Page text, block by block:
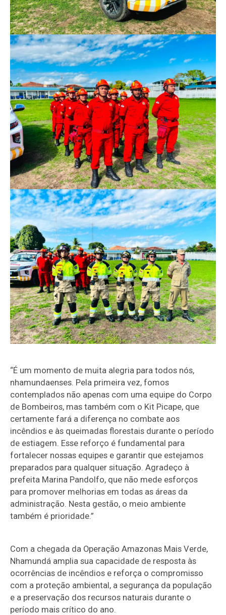
“É um momento de muita alegria para todos nós,
nhamundaenses. Pela primeira vez, fomos
contemplados não apenas com uma equipe do Corpo
de Bombeiros, mas também com o Kit Picape, que
certamente fará a diferença no combate aos
incêndios e às queimadas florestais durante o período
de estiagem. Esse reforço é fundamental para
fortalecer nossas equipes e garantir que estejamos
preparados para qualquer situação. Agradeço à
prefeita Marina Pandolfo, que não mede esforços
para promover melhorias em todas as áreas da
administração. Nesta gestão, o meio ambiente
também é prioridade.”
Com a chegada da Operação Amazonas Mais Verde,
Nhamundá amplia sua capacidade de resposta às
ocorrências de incêndios e reforça o compromisso
com a proteção ambiental, a segurança da população
e a preservação dos recursos naturais durante o
período mais crítico do ano.